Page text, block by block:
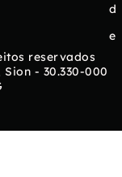
d
e
reservados
- 30.330-000